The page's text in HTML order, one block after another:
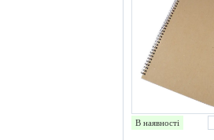
В наявності